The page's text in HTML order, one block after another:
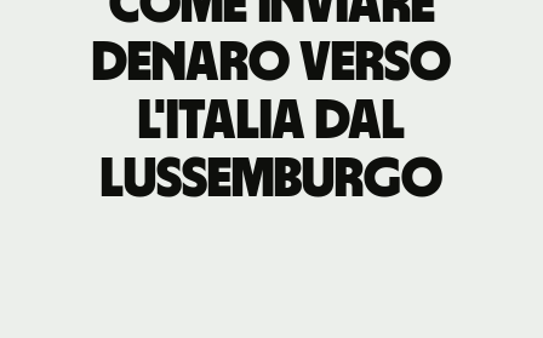
denaro verso
l'Italia dal
Lussemburgo